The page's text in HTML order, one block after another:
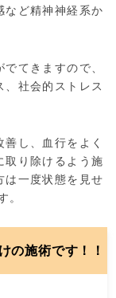
など精神神経系か
てきますので、
社会的ストレス
し、血行をよく
取り除けるよう施
は一度状態を見せ
。
の施術です！！